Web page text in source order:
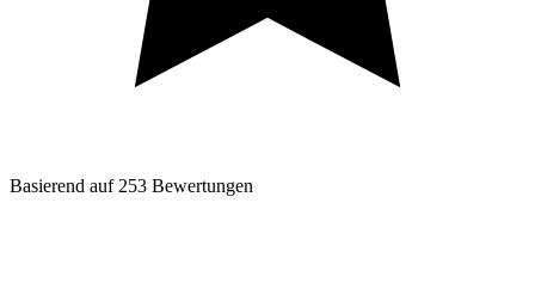
Basierend auf 253 Bewertungen